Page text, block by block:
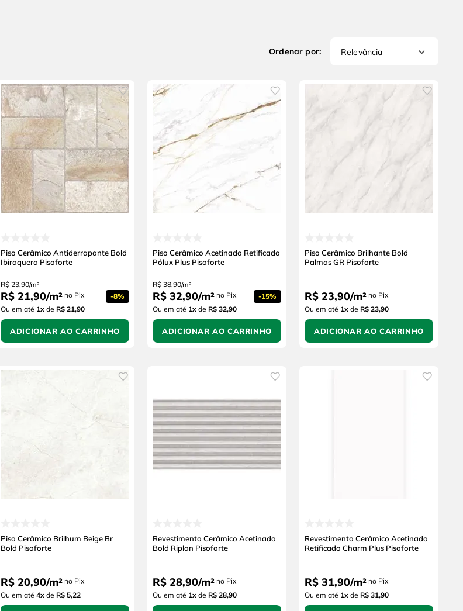
Relevância
Piso Cerâmico Antiderrapante Bold
Ibiraquera Pisoforte
R$ 23,90/m²
R$ 21,90/m² no Pix -8%
Ou em até 1x de R$ 21,90
ADICIONAR AO CARRINHO
Piso Cerâmico Acetinado Retificado
Pólux Plus Pisoforte
R$ 38,90/m²
R$ 32,90/m² no Pix -15%
Ou em até 1x de R$ 32,90
ADICIONAR AO CARRINHO
Piso Cerâmico Brilhante Bold
Palmas GR Pisoforte
R$ 23,90/m² no Pix
Ou em até 1x de R$ 23,90
ADICIONAR AO CARRINHO
Piso Cerâmico Brilhum Beige Br
Bold Pisoforte
R$ 20,90/m² no Pix
Ou em até 4x de R$ 5,22
Revestimento Cerâmico Acetinado
Bold Riplan Pisoforte
R$ 28,90/m² no Pix
Ou em até 1x de R$ 28,90
Revestimento Cerâmico Acetinado
Retificado Charm Plus Pisoforte
R$ 31,90/m² no Pix
Ou em até 1x de R$ 31,90